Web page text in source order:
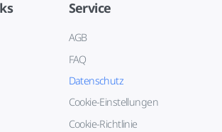
Service
AGB
FAQ
Datenschutz
Cookie-Einstellungen
Cookie-Richtlinie